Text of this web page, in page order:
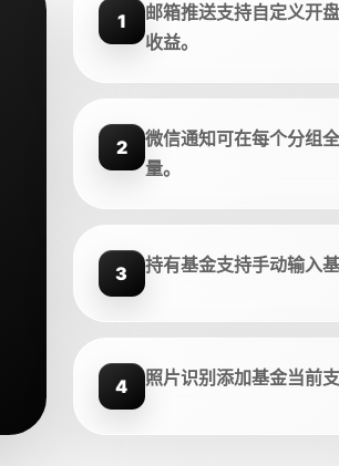
1
邮箱推送支持自定义开
收益。
2
微信通知可在每个分组
量。
3 持有基金支持手动输入
4 照片识别添加基金当前